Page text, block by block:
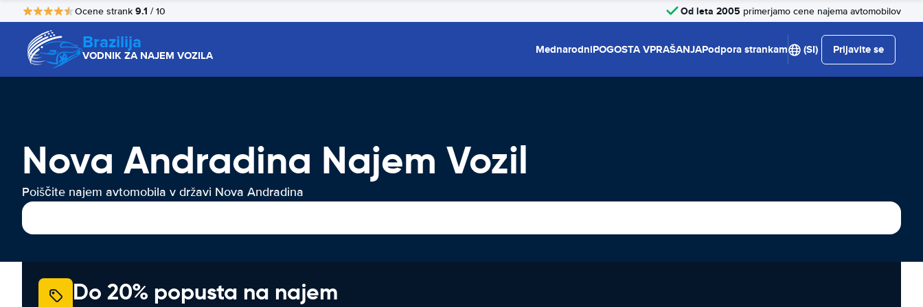
Ocene strank 9.1 / 10 Od leta 2005 primerjamo cene najema avtomobilov
Brazilija
VODNIK ZA NAJEM VOZILA MednarodniPOGOSTA VPRAŠANJAPodpora strankam (SI) Prijavite se
Nova Andradina Najem Vozil
Poiščite najem avtomobila v državi Nova Andradina
Do 20% popusta na najem